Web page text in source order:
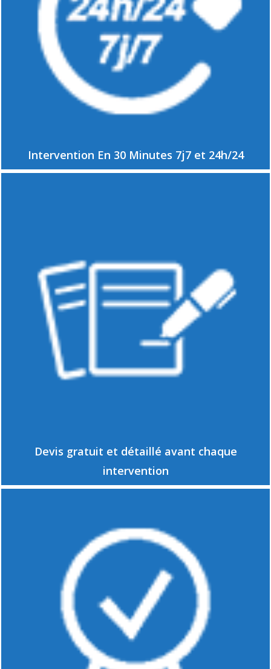
Intervention En 30 Minutes 7j7 et 24h/24
Devis gratuit et détaillé avant chaque
intervention